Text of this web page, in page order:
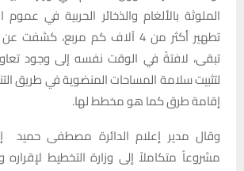
الملوثة بالألغام والذخائر الحربية في عموم
تطهير أكثر من 4 آلاف كم مربع،
تبقى، لافتةً في الوقت نفسه إلى وجود
لتثبيت سلامة المساحات المنضوية في طريق
إقامة طرق كما هو مخطط لها.
وقال مدير إعلام الدائرة مصطفى حميد
مشروعاً متكاملاً إلى وزارة التخطيط لإقراره